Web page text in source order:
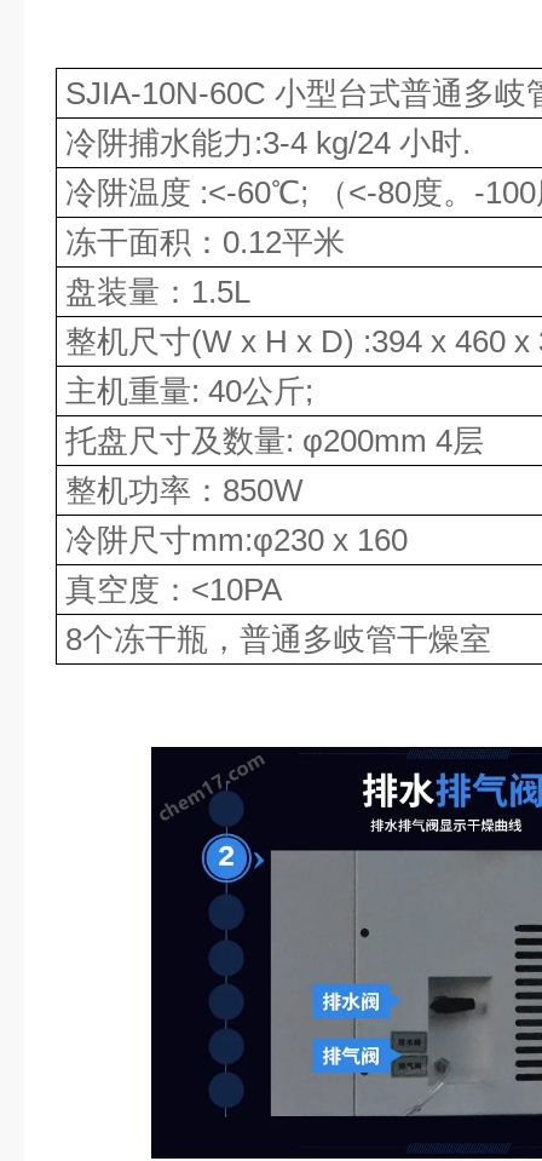
SJIA-10N-60C 小型台式普通多岐
冷阱捕水能力 :3-4 kg/24 小时.
冷阱温度 :<-60℃; （<-80度。-
冻干面积： 0.12平米
盘装量： 1.5L
整机尺寸(W x H x D) :394 x 460 x
主机重量: 40公斤;
托盘尺寸及数量: φ200mm 4层
整机功率： 850W
冷阱尺寸mm:φ230 x 160
真空度： <10PA
8个冻干瓶，普通多岐管干燥室